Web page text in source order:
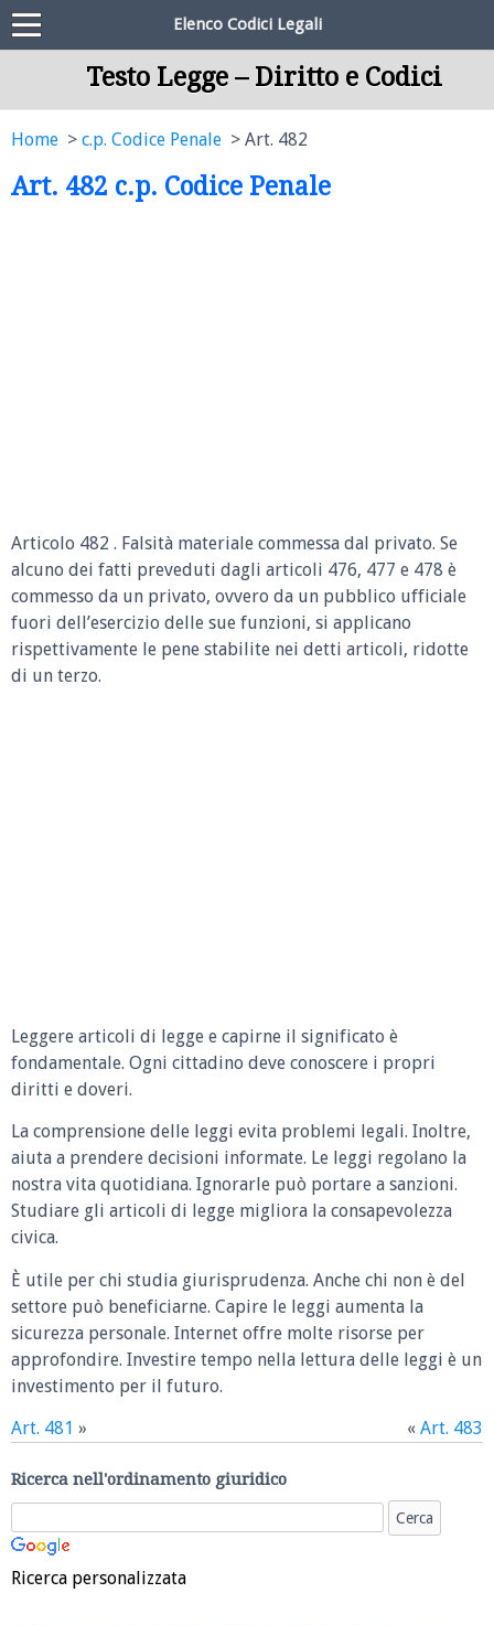
Elenco Codici Legali
Testo Legge – Diritto e Codici
Home c.p. Codice Penale Art. 482
Art. 482 c.p. Codice Penale
Articolo 482 . Falsità materiale commessa dal privato. Se
alcuno dei fatti preveduti dagli articoli 476, 477 e 478 è
commesso da un privato, ovvero da un pubblico ufficiale
fuori dell’esercizio delle sue funzioni, si applicano
rispettivamente le pene stabilite nei detti articoli, ridotte
di un terzo.
Leggere articoli di legge e capirne il significato è
fondamentale. Ogni cittadino deve conoscere i propri
diritti e doveri.
La comprensione delle leggi evita problemi legali. Inoltre,
aiuta a prendere decisioni informate. Le leggi regolano la
nostra vita quotidiana. Ignorarle può portare a sanzioni.
Studiare gli articoli di legge migliora la consapevolezza
civica.
È utile per chi studia giurisprudenza. Anche chi non è del
settore può beneficiarne. Capire le leggi aumenta la
sicurezza personale. Internet offre molte risorse per
approfondire. Investire tempo nella lettura delle leggi è un
investimento per il futuro.
Art. 481 » « Art. 483
Ricerca nell'ordinamento giuridico
Ricerca personalizzata